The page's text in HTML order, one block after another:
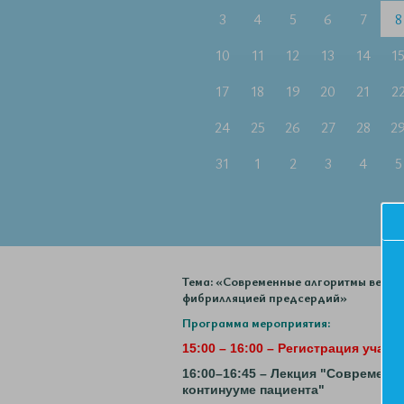
3
4 5 6 7 8
10
11 12 13 14 15
17
18 19 20 21 22
24
25 26 27 28 29
31
1 2 3 4 5
Тема: «Современные алгоритмы
фибрилляцией предсердий»
Программа мероприятия:
15:00 – 16:00 – Регистрация
16:00–16:45 – Лекция
континууме пациента"